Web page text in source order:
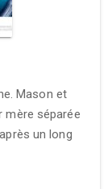
Mason et
mère séparée
un long